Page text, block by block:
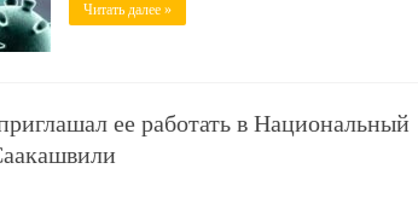
Читать далее »
ее работать в Национальный